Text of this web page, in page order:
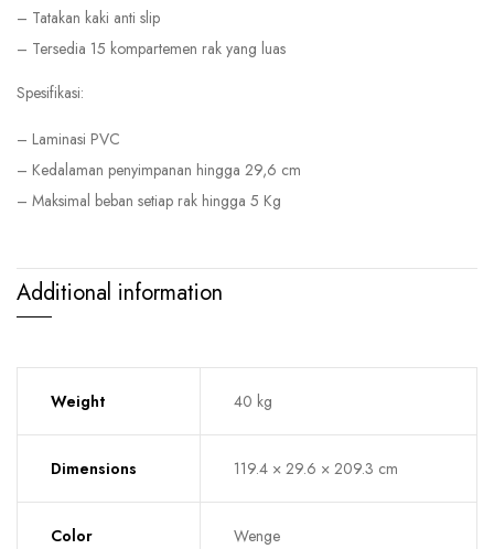
– Tatakan kaki anti slip
– Tersedia 15 kompartemen rak yang luas
Spesifikasi:
– Laminasi PVC
– Kedalaman penyimpanan hingga 29,6 cm
– Maksimal beban setiap rak hingga 5 Kg
Additional information
Weight 40 kg
Dimensions 119.4 × 29.6 × 209.3 cm
Color Wenge